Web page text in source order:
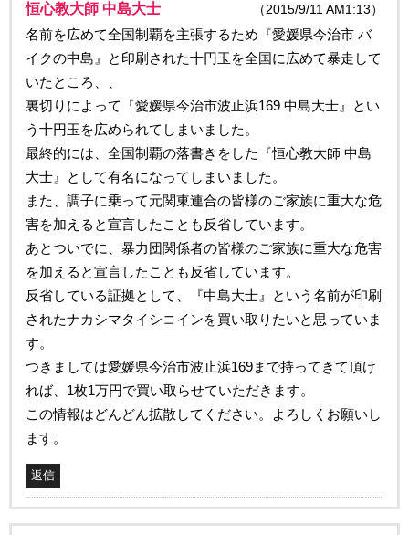
恒心教大師 中島大士 （2015/9/11 AM1:13）
名前を広めて全国制覇を主張するため『愛媛県今治市 バ
イクの中島』と印刷された十円玉を全国に広めて暴走して
いたところ、、
裏切りによって『愛媛県今治市波止浜169 中島大士』とい
う十円玉を広められてしまいました。
最終的には、全国制覇の落書きをした『恒心教大師 中島
大士』として有名になってしまいました。
また、調子に乗って元関東連合の皆様のご家族に重大な危
害を加えると宣言したことも反省しています。
あとついでに、暴力団関係者の皆様のご家族に重大な危害
を加えると宣言したことも反省しています。
反省している証拠として、『中島大士』という名前が印刷
されたナカシマタイシコインを買い取りたいと思っていま
す。
つきましては愛媛県今治市波止浜169まで持ってきて頂け
れば、1枚1万円で買い取らせていただきます。
この情報はどんどん拡散してください。よろしくお願いし
ます。
返信